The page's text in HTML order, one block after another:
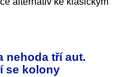
nehoda tří aut.
se kolony